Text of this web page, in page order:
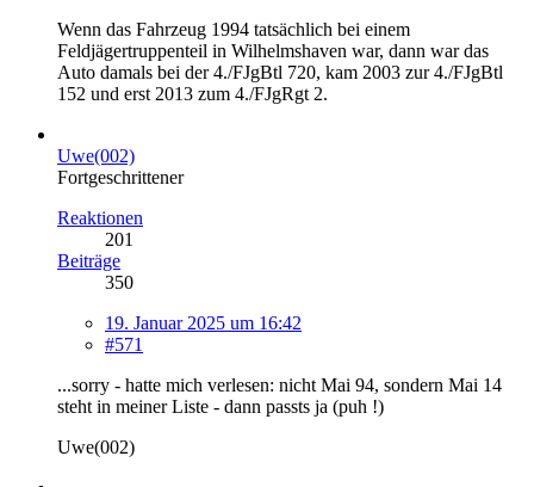
Wenn das Fahrzeug 1994 tatsächlich bei einem
Feldjägertruppenteil in Wilhelmshaven war, dann war das
Auto damals bei der 4./FJgBtl 720, kam 2003 zur 4./FJgBtl
152 und erst 2013 zum 4./FJgRgt 2.
Uwe(002)
Fortgeschrittener
Reaktionen
201
Beiträge
350
19. Januar 2025 um 16:42
#571
...sorry - hatte mich verlesen: nicht Mai 94, sondern Mai 14
steht in meiner Liste - dann passts ja (puh !)
Uwe(002)